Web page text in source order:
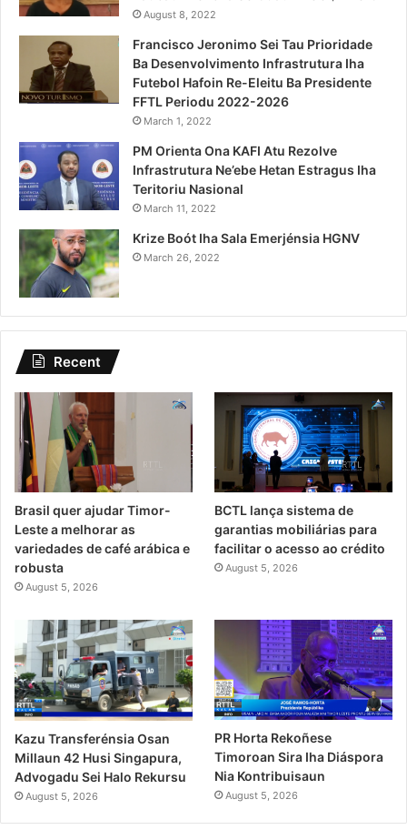
August 8, 2022
Francisco Jeronimo Sei Tau Prioridade
Ba Desenvolvimento Infrastrutura Iha
Futebol Hafoin Re-Eleitu Ba Presidente
FFTL Periodu 2022-2026
March 1, 2022
PM Orienta Ona KAFI Atu Rezolve
Infrastrutura Ne’ebe Hetan Estragus Iha
Teritoriu Nasional
March 11, 2022
Krize Boót Iha Sala Emerjénsia HGNV
March 26, 2022
Recent
Brasil quer ajudar Timor-
Leste a melhorar as
variedades de café arábica e
robusta
August 5, 2026
BCTL lança sistema de
garantias mobiliárias para
facilitar o acesso ao crédito
August 5, 2026
Kazu Transferénsia Osan
Millaun 42 Husi Singapura,
Advogadu Sei Halo Rekursu
August 5, 2026
PR Horta Rekoñese
Timoroan Sira Iha Diáspora
Nia Kontribuisaun
August 5, 2026